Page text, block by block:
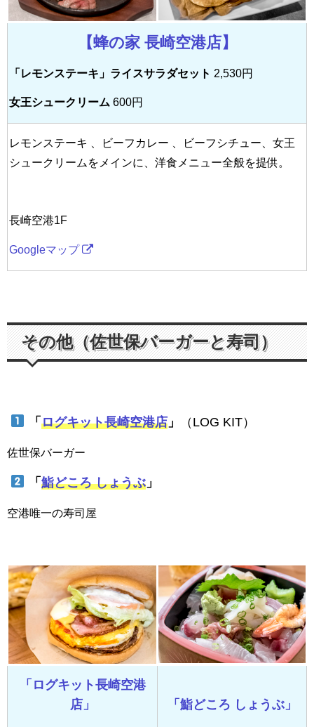
【蜂の家 長崎空港店】
「レモンステーキ」ライスサラダセット 2,530円
女王シュークリーム 600円
レモンステーキ 、ビーフカレー 、ビーフシチュー、女王
シュークリームをメインに、洋食メニュー全般を提供。
長崎空港1F
Googleマップ
その他（佐世保バーガーと寿司）
「 ログキット長崎空港店」 （LOG KIT）
佐世保バーガー
「 鮨どころ しょうぶ」
空港唯一の寿司屋
「ログキット長崎空港
店」
「鮨どころ しょうぶ」